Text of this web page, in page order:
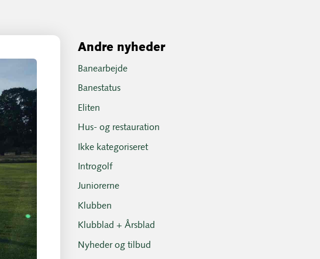
Andre nyheder
Banearbejde
Banestatus
Eliten
Hus- og restauration
Ikke kategoriseret
Introgolf
Juniorerne
Klubben
Klubblad + Årsblad
Nyheder og tilbud